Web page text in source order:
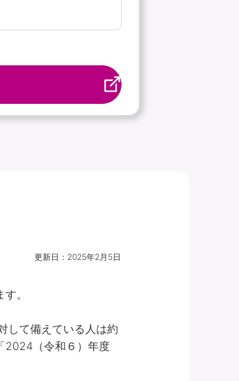
更新日： 2025年2月5日
。
して備えている人は約
2024（令和６）年度